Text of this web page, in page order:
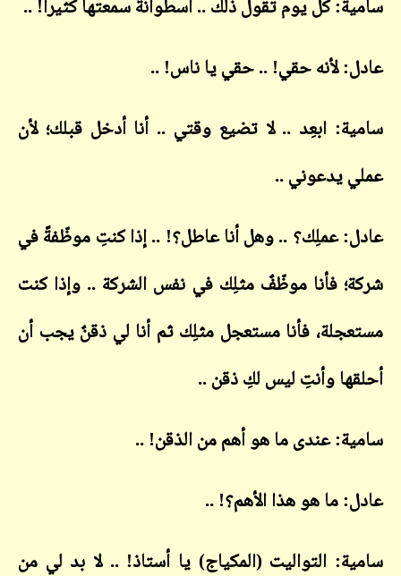
سامية: كل يوم تقول ذلك .. أسطوانةٌ سمعتها كثيراً! ..
عادل: لأنه حقي! .. حقي يا ناس! ..
سامية: ابعِد .. لا تضيع وقتي .. أنا أدخل قبلك؛ لأن
عملي يدعوني ..
عادل: عملِك؟ .. وهل أنا عاطل؟! .. إذا كنتِ موظّفةً في
شركة؛ فأنا موظّفٌ مثلِك في نفس الشركة .. وإذا كنت
مستعجلة، فأنا مستعجل مثلِك ثم أنا لي ذقنٌ يجب أن
أحلقها وأنتِ ليس لكِ ذقن ..
سامية: عندى ما هو أهم من الذقن! ..
عادل: ما هو هذا الأهم؟! ..
سامية: التواليت (المكياج) يا أستاذ! .. لا بد لي من